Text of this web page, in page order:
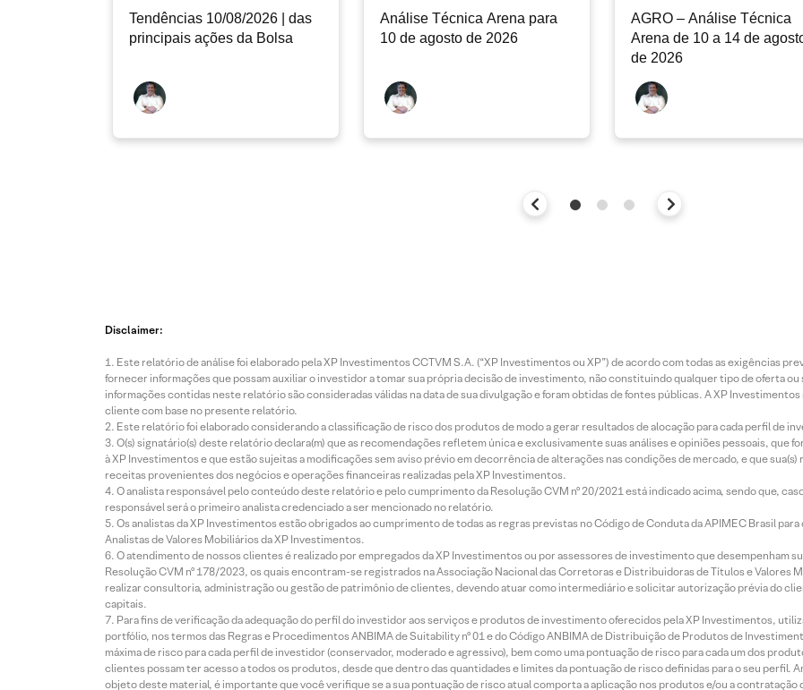
Tendências 10/08/2026 | das
principais ações da Bolsa
Análise Técnica Arena para
10 de agosto de 2026
AGRO – Análise Técnica
Arena de 10 a 14 de
de 2026
Disclaimer:
Este relatório de análise foi elaborado pela XP Investimentos CCTVM S.A. (“XP Investimentos ou XP”) de acordo com todas as exigências
fornecer informações que possam auxiliar o investidor a tomar sua própria decisão de investimento, não constituindo qualquer tipo de oferta
informações contidas neste relatório são consideradas válidas na data de sua divulgação e foram obtidas de fontes públicas. A XP
cliente com base no presente relatório.
Este relatório foi elaborado considerando a classificação de risco dos produtos de modo a gerar resultados de alocação para cada perfil de
O(s) signatário(s) deste relatório declara(m) que as recomendações refletem única e exclusivamente suas análises e opiniões pessoais, que
à XP Investimentos e que estão sujeitas a modificações sem aviso prévio em decorrência de alterações nas condições de mercado, e que
receitas provenientes dos negócios e operações financeiras realizadas pela XP Investimentos.
O analista responsável pelo conteúdo deste relatório e pelo cumprimento da Resolução CVM nº 20/2021 está indicado acima, sendo que,
responsável será o primeiro analista credenciado a ser mencionado no relatório.
Os analistas da XP Investimentos estão obrigados ao cumprimento de todas as regras previstas no Código de Conduta da APIMEC Brasil
Analistas de Valores Mobiliários da XP Investimentos.
O atendimento de nossos clientes é realizado por empregados da XP Investimentos ou por assessores de investimento que desempenham
Resolução CVM nº 178/2023, os quais encontram-se registrados na Associação Nacional das Corretoras e Distribuidoras de Títulos e Valores
realizar consultoria, administração ou gestão de patrimônio de clientes, devendo atuar como intermediário e solicitar autorização prévia do
capitais.
Para fins de verificação da adequação do perfil do investidor aos serviços e produtos de investimento oferecidos pela XP Investimentos,
portfólio, nos termos das Regras e Procedimentos ANBIMA de Suitability nº 01 e do Código ANBIMA de Distribuição de Produtos de
máxima de risco para cada perfil de investidor (conservador, moderado e agressivo), bem como uma pontuação de risco para cada um dos
clientes possam ter acesso a todos os produtos, desde que dentro das quantidades e limites da pontuação de risco definidas para o seu perfil.
objeto deste material, é importante que você verifique se a sua pontuação de risco atual comporta a aplicação nos produtos e/ou a contratação